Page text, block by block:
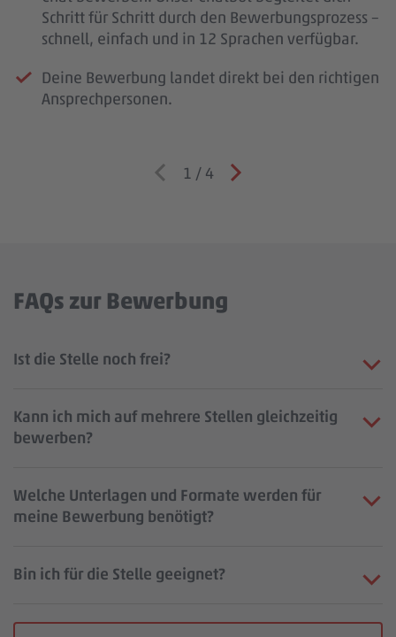
Schritt für Schritt durch den Bewerbungsprozess –
schnell, einfach und in 12 Sprachen verfügbar.
Deine Bewerbung landet direkt bei den richtigen
Ansprechpersonen.
1 / 4
FAQs zur Bewerbung
Ist die Stelle noch frei?
Kann ich mich auf mehrere Stellen gleichzeitig
bewerben?
Welche Unterlagen und Formate werden für
meine Bewerbung benötigt?
Bin ich für die Stelle geeignet?